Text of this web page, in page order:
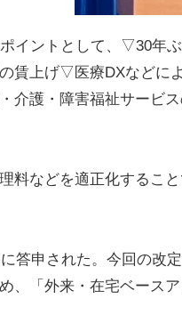
イントとして、▽30年
賃上げ▽医療DXなどに
介護・障害福祉サービ
料などを適正化するこ
答申された。今回の改
、「外来・在宅ベース